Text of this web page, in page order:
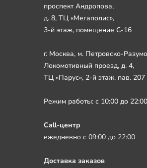
проспект Андропова,
д. 8, ТЦ «Мегаполис»,
3-й этаж, помещение С-16
г. Москва, м. Петровско-
Локомотивный проезд, д. 4,
ТЦ «Парус», 2-й этаж, пав. 207
Режим работы: с 10:00 до 22:00
Call-центр
ежедневно с 09:00 до 22:00
Доставка заказов